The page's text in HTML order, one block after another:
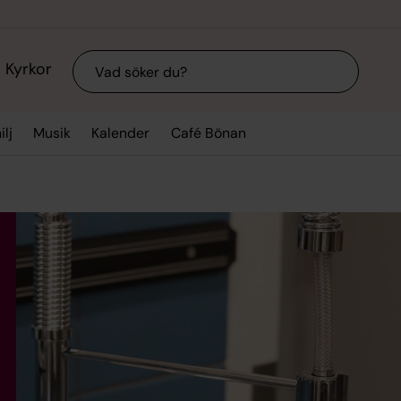
Kyrkor Sök
Musik Kalender Café Bönan